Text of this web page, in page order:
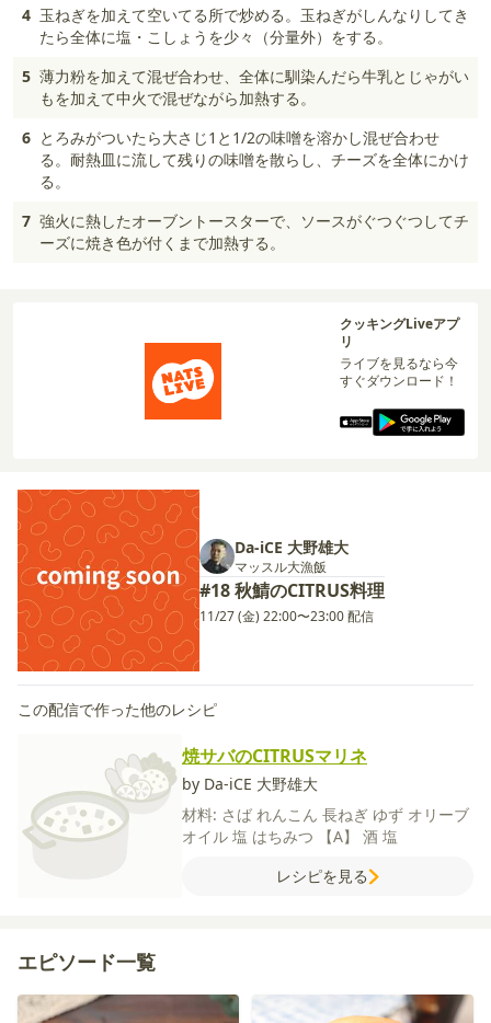
4 玉ねぎを加えて空いてる所で炒める。玉ねぎがしんなりしてき
たら全体に塩・こしょうを少々（分量外）をする。
5 薄力粉を加えて混ぜ合わせ、全体に馴染んだら牛乳とじゃがい
もを加えて中火で混ぜながら加熱する。
6 とろみがついたら大さじ1と1/2の味噌を溶かし混ぜ合わせ
る。耐熱皿に流して残りの味噌を散らし、チーズを全体にかけ
る。
7 強火に熱したオーブントースターで、ソースがぐつぐつしてチ
ーズに焼き色が付くまで加熱する。
クッキングLiveアプ
リ
ライブを見るなら今
すぐダウンロード！
Da-iCE 大野雄大
マッスル大漁飯
#18 秋鯖のCITRUS料理
11/27 (金) 22:00〜23:00 配信
この配信で作った他のレシピ
焼サバのCITRUSマリネ
by Da-iCE 大野雄大
材料: さば れんこん 長ねぎ ゆず オリーブ
オイル 塩 はちみつ 【A】 酒 塩
レシピを見る
エピソード一覧